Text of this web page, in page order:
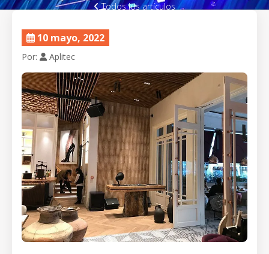
Todos los artículos
10 mayo, 2022
Por: Aplitec